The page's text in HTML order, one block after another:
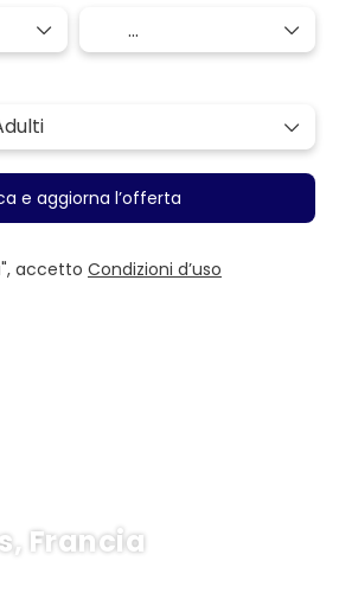
Francia
e aggiorna l’offerta
accetto Condizioni d’uso